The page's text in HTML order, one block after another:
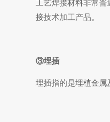
工艺焊接材料非常
接技术加工产品。
③埋插
埋插指的是埋植金属